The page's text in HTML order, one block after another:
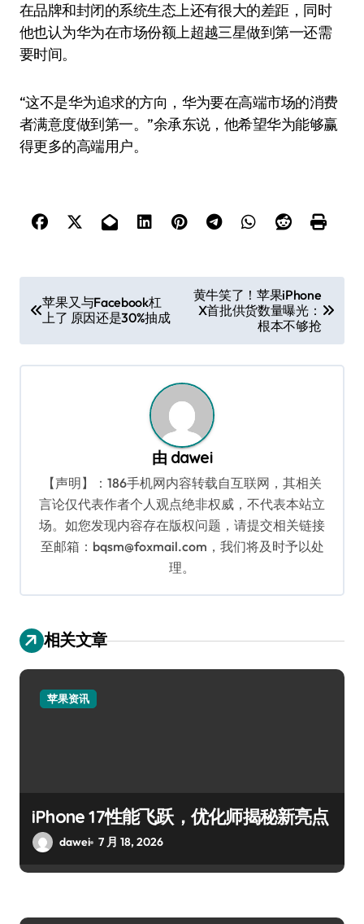
在品牌和封闭的系统生态上还有很大的差距，同时
他也认为华为在市场份额上超越三星做到第一还需
要时间。
“这不是华为追求的方向，华为要在高端市场的消费
者满意度做到第一。”余承东说，他希望华为能够赢
得更多的高端用户。
章
导
航
苹果又与Facebook杠
上了 原因还是30%抽成
黄牛笑了！苹果iPhone
X首批供货数量曝光：
根本不够抢
由 dawei
【声明】：186手机网内容转载自互联网，其相关
言论仅代表作者个人观点绝非权威，不代表本站立
场。如您发现内容存在版权问题，请提交相关链接
至邮箱：bqsm@foxmail.com，我们将及时予以处
理。
相关文章
苹果资讯
iPhone 17性能飞跃，优化师揭秘新亮点
dawei 7 月 18, 2026